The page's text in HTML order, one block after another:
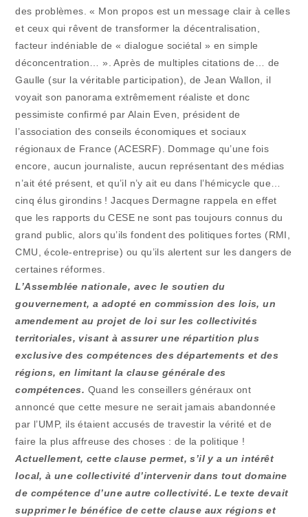
des problèmes. « Mon propos est un message clair à celles
et ceux qui rêvent de transformer la décentralisation,
facteur indéniable de « dialogue sociétal » en simple
déconcentration… ». Après de multiples citations de… de
Gaulle (sur la véritable participation), de Jean Wallon, il
voyait son panorama extrêmement réaliste et donc
pessimiste confirmé par Alain Even, président de
l’association des conseils économiques et sociaux
régionaux de France (ACESRF). Dommage qu’une fois
encore, aucun journaliste, aucun représentant des médias
n’ait été présent, et qu’il n’y ait eu dans l’hémicycle que…
cinq élus girondins ! Jacques Dermagne rappela en effet
que les rapports du CESE ne sont pas toujours connus du
grand public, alors qu’ils fondent des politiques fortes (RMI,
CMU, école-entreprise) ou qu’ils alertent sur les dangers de
certaines réformes.
L’Assemblée nationale, avec le soutien du
gouvernement, a adopté en commission des lois, un
amendement au projet de loi sur les collectivités
territoriales, visant à assurer une répartition plus
exclusive des compétences des départements et des
régions, en limitant la clause générale des
compétences. Quand les conseillers généraux ont
annoncé que cette mesure ne serait jamais abandonnée
par l’UMP, ils étaient accusés de travestir la vérité et de
faire la plus affreuse des choses : de la politique !
Actuellement, cette clause permet, s’il y a un intérêt
local, à une collectivité d’intervenir dans tout domaine
de compétence d’une autre collectivité. Le texte devait
supprimer le bénéfice de cette clause aux régions et